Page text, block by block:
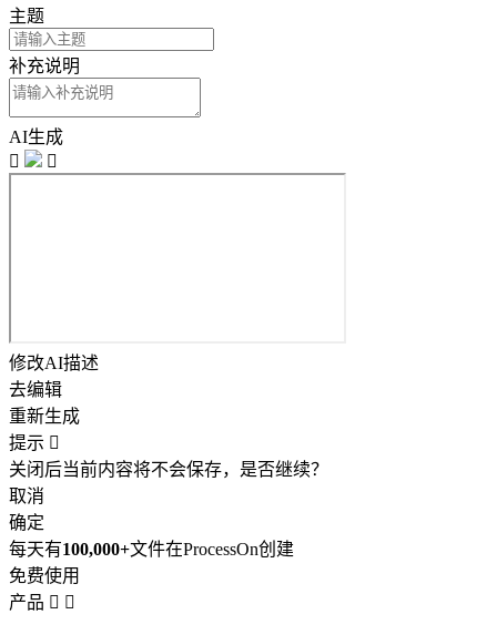
主题
补充说明
AI生成


修改AI描述
去编辑
重新生成
提示 
关闭后当前内容将不会保存，是否继续？
取消
确定
每天有100,000+文件在ProcessOn创建
免费使用
产品  